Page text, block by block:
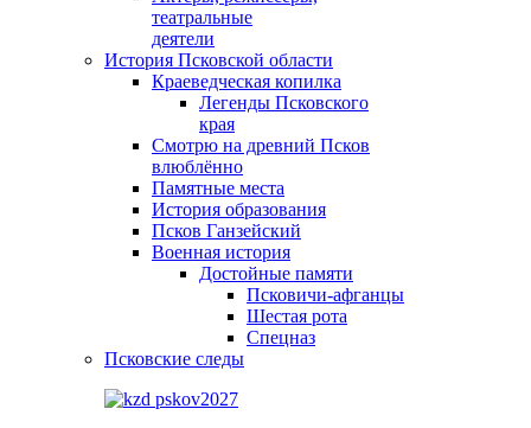
театральные
деятели
История Псковской области
Краеведческая копилка
Легенды Псковского
края
Смотрю на древний Псков
влюблённо
Памятные места
История образования
Псков Ганзейский
Военная история
Достойные памяти
Псковичи-афганцы
Шестая рота
Спецназ
Псковские следы